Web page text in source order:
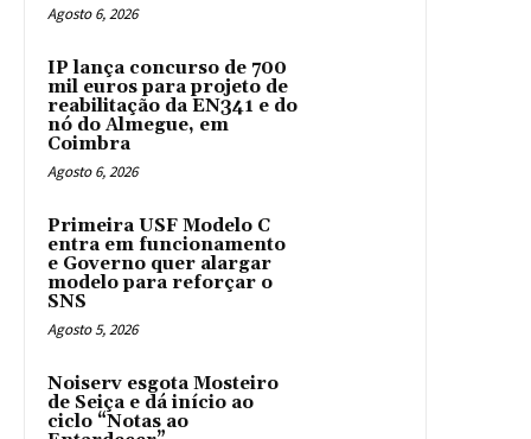
Agosto 6, 2026
IP lança concurso de 700
mil euros para projeto de
reabilitação da EN341 e do
nó do Almegue, em
Coimbra
Agosto 6, 2026
Primeira USF Modelo C
entra em funcionamento
e Governo quer alargar
modelo para reforçar o
SNS
Agosto 5, 2026
Noiserv esgota Mosteiro
de Seiça e dá início ao
ciclo “Notas ao